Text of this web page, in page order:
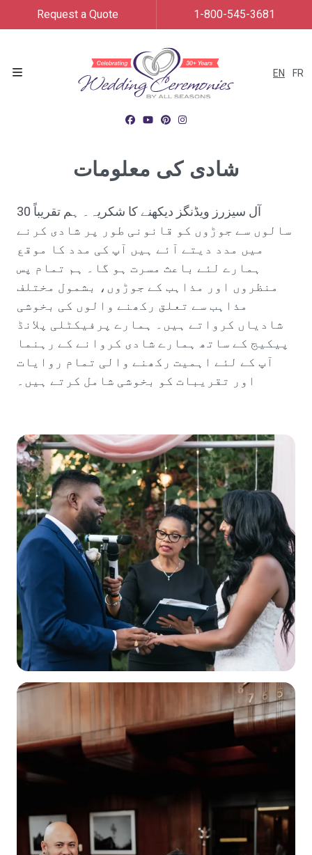
EN FR
Request a Quote 1-800-545-3681
شادی کی معلومات
آل سیزرز ویڈنگز دیکھنے کا شکریہ۔ ہم تقریباً 30
سالوں سے جوڑوں کو قانونی طور پر شادی کرنے
میں مدد دیتے آئے ہیں آپ کی مدد کا موقع
ہمارے لئے باعث مسرت ہو گا۔ ہم تمام پس
منظروں اور مذاہب کے جوڑوں، بشمول مختلف
مذاہب سے تعلق رکھنے والوں کی بخوشی
شادیاں کرواتے ہیں۔ ہمارے پرفیکٹلی پلانڈ
پیکیج کے ساتھ ہمارے شادی کروانے کے رہنما
آپ کے لئے اہمیت رکھنے والی تمام روایات
اور تقریبات کو بخوشی شامل کرتے ہیں۔